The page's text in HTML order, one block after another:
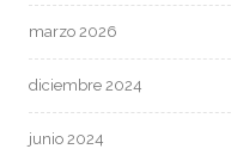
marzo 2026
diciembre 2024
junio 2024